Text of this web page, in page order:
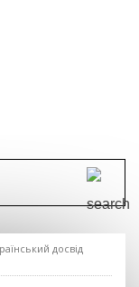
досвід